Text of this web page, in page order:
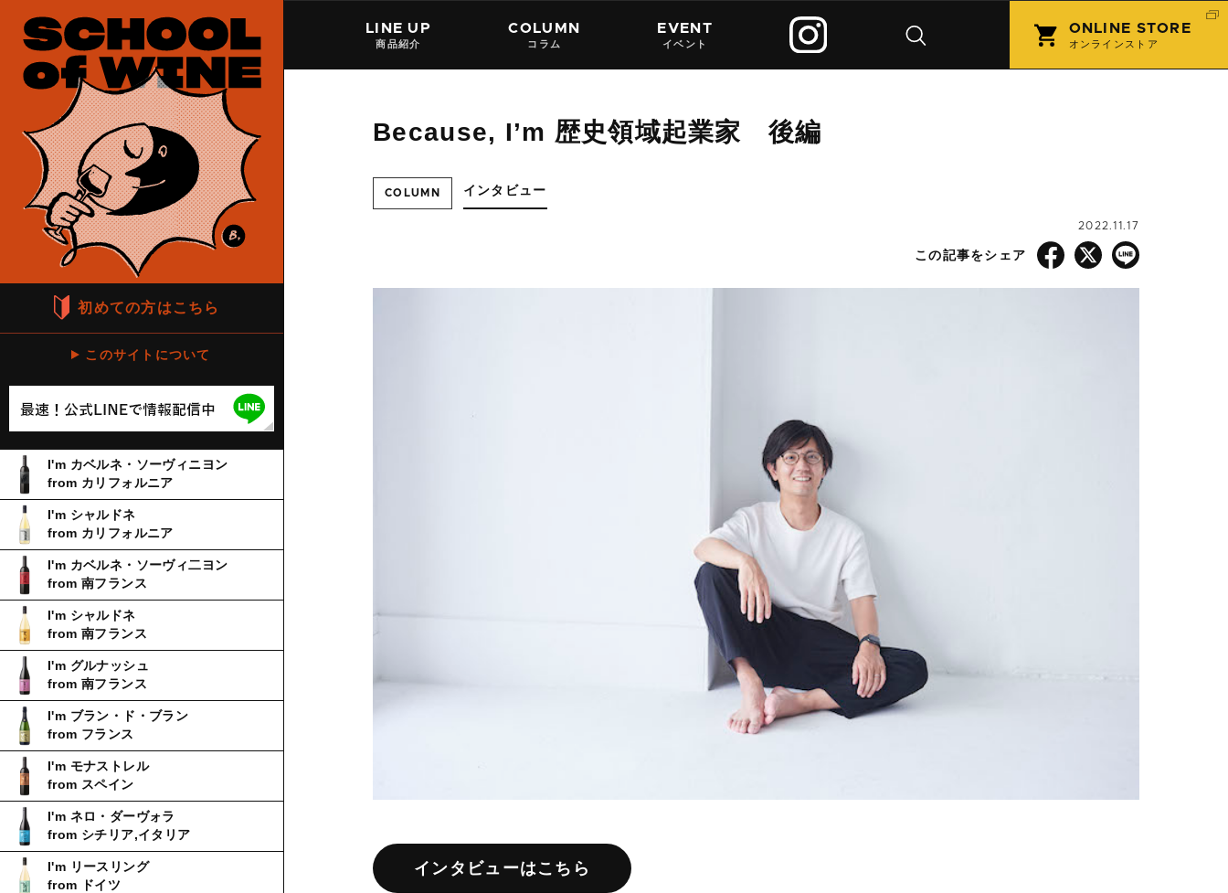
LINE UP
商品紹介
COLUMN
コラム
EVENT
イベント
ONLINE STORE
オンラインストア
Because, I’m 歴史領域起業家 後編
COLUMN インタビュー
2022.11.17
この記事をシェア
インタビューはこちら
初めての方はこちら
このサイトについて
I'm カベルネ・ソーヴィニヨン
from カリフォルニア
I'm シャルドネ
from カリフォルニア
I'm カベルネ・ソーヴィ二ヨン
from 南フランス
I'm シャルドネ
from 南フランス
I'm グルナッシュ
from 南フランス
I'm ブラン・ド・ブラン
from フランス
I'm モナストレル
from スペイン
I'm ネロ・ダーヴォラ
from シチリア,イタリア
I'm リースリング
from ドイツ